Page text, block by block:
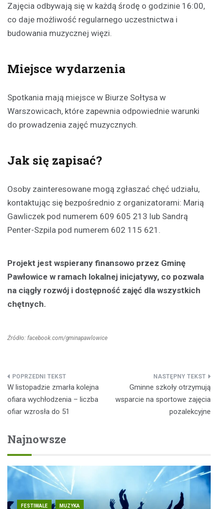
Zajęcia odbywają się w każdą środę o godzinie 16:00,
co daje możliwość regularnego uczestnictwa i
budowania muzycznej więzi.
Miejsce wydarzenia
Spotkania mają miejsce w Biurze Sołtysa w
Warszowicach, które zapewnia odpowiednie warunki
do prowadzenia zajęć muzycznych.
Jak się zapisać?
Osoby zainteresowane mogą zgłaszać chęć udziału,
kontaktując się bezpośrednio z organizatorami: Marią
Gawliczek pod numerem 609 605 213 lub Sandrą
Penter-Szpila pod numerem 602 115 621.
Projekt jest wspierany finansowo przez Gminę
Pawłowice w ramach lokalnej inicjatywy, co pozwala
na ciągły rozwój i dostępność zajęć dla wszystkich
chętnych.
Źródło: facebook.com/gminapawlowice
Nawigacja
wpisu
W listopadzie zmarła kolejna
ofiara wychłodzenia – liczba
ofiar wzrosła do 51
Gminne szkoły otrzymują
wsparcie na sportowe zajęcia
pozalekcyjne
Najnowsze
FESTIWALE MUZYKA